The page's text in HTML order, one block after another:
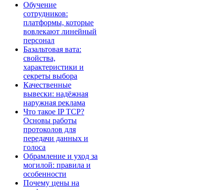
Обучение
сотрудников:
платформы, которые
вовлекают линейный
персонал
Базальтовая вата:
свойства,
характеристики и
секреты выбора
Качественные
вывески: надёжная
наружная реклама
Что такое IP TCP?
Основы работы
протоколов для
передачи данных и
голоса
Обрамление и уход за
могилой: правила и
особенности
Почему цены на